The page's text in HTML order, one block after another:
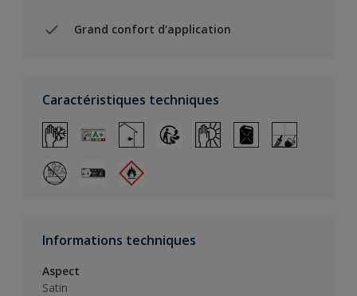
Grand confort d'application
Caractéristiques techniques
Informations techniques
Aspect
Satin